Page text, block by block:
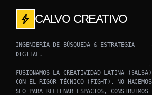
bolt CALVO CREATIVO
INGENIERÍA DE BÚSQUEDA & ESTRATEGIA
DIGITAL.
FUSIONAMOS LA CREATIVIDAD LATINA (SALSA)
CON EL RIGOR TÉCNICO (FIGHT). NO HACEMOS
SEO PARA RELLENAR ESPACIOS, CONSTRUIMOS